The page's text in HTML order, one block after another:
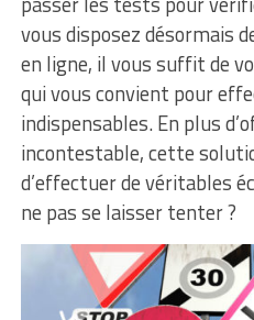
vous disposez désormais
en ligne, il vous suffit de
qui vous convient pour
indispensables. En plus
incontestable, cette
d’effectuer de véritables
ne pas se laisser tenter ?